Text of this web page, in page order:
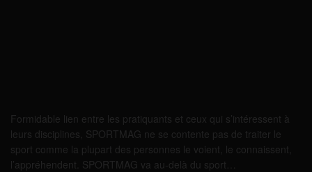
Formidable lien entre les pratiquants et ceux qui s’intéressent à
leurs disciplines, SPORTMAG ne se contente pas de traiter le
sport comme la plupart des personnes le voient, le connaissent,
l’appréhendent. SPORTMAG va au-delà du sport…